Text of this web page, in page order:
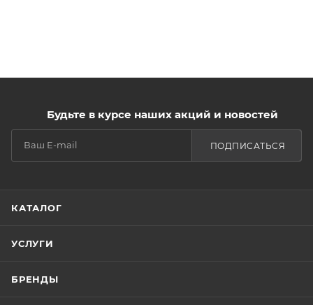
Будьте в курсе наших акций и новостей
ПОДПИСАТЬСЯ
КАТАЛОГ
УСЛУГИ
БРЕНДЫ